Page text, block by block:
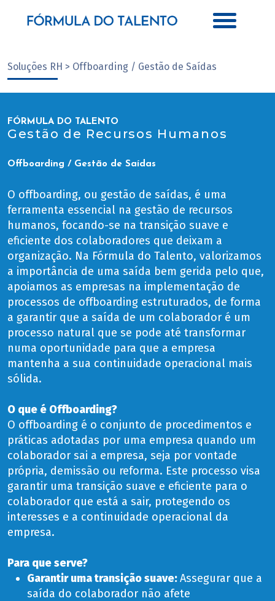
Soluções RH > Offboarding / Gestão de Saídas
FÓRMULA DO TALENTO
Gestão de Recursos Humanos
Offboarding / Gestão de Saídas
O offboarding, ou gestão de saídas, é uma
ferramenta essencial na gestão de recursos
humanos, focando-se na transição suave e
eficiente dos colaboradores que deixam a
organização. Na Fórmula do Talento, valorizamos
a importância de uma saída bem gerida pelo que,
apoiamos as empresas na implementação de
processos de offboarding estruturados, de forma
a garantir que a saída de um colaborador é um
processo natural que se pode até transformar
numa oportunidade para que a empresa
mantenha a sua continuidade operacional mais
sólida.
O que é Offboarding?
O offboarding é o conjunto de procedimentos e
práticas adotadas por uma empresa quando um
colaborador sai a empresa, seja por vontade
própria, demissão ou reforma. Este processo visa
garantir uma transição suave e eficiente para o
colaborador que está a sair, protegendo os
interesses e a continuidade operacional da
empresa.
Para que serve?
Garantir uma transição suave:Assegurar que a
saída do colaborador não afete